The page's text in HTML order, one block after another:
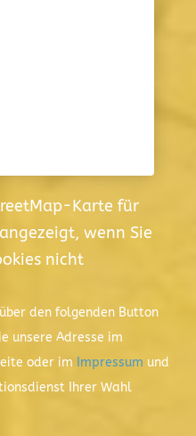
Karte für
wenn Sie
nicht
den folgenden Button
unsere Adresse im
oder im Impressum und
Ihrer Wahl